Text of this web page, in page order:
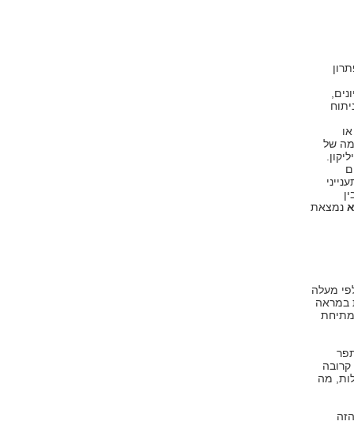
של
נמצאת
מעלה
במראה
מה